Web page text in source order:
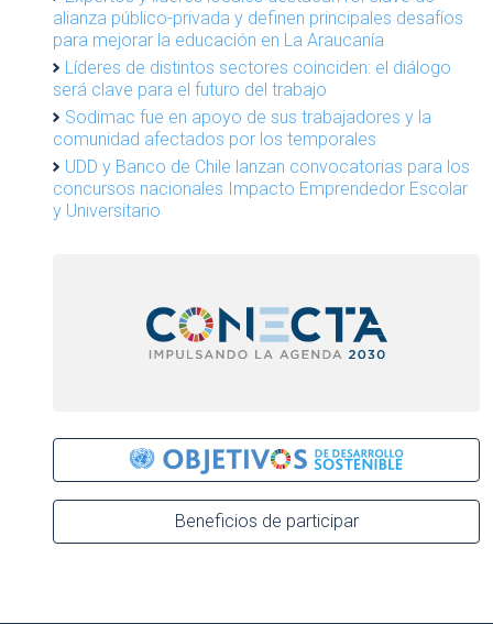
alianza público-privada y definen principales desafíos
para mejorar la educación en La Araucanía
Líderes de distintos sectores coinciden: el diálogo
será clave para el futuro del trabajo
Sodimac fue en apoyo de sus trabajadores y la
comunidad afectados por los temporales
UDD y Banco de Chile lanzan convocatorias para los
concursos nacionales Impacto Emprendedor Escolar
y Universitario
Beneficios de participar